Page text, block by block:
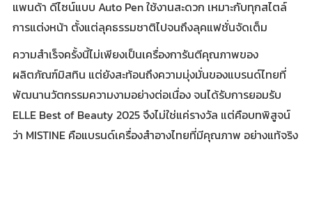
แพนด้า ดีไซน์แบบ Auto Pen ใช้งานสะดวก เหมาะกับทุกสไตล์
การแต่งหน้า ตั้งแต่ลุคธรรมชาติไปจนถึงลุคแฟชั่นจัดเต็ม
ความสำเร็จครั้งนี้ไม่เพียงเป็นเครื่องการันตีคุณภาพของ
ผลิตภัณฑ์มิสทิน แต่ยังสะท้อนถึงความมุ่งมั่นของแบรนด์ไทยที่
พัฒนานวัตกรรมความงามอย่างต่อเนื่อง จนได้รับการยอมรับ
ELLE Best of Beauty 2025 จึงไม่ใช่แค่รางวัล แต่คือบทพิสูจน์
ว่า MISTINE คือแบรนด์เครื่องสำอางไทยที่มีคุณภาพ อย่างแท้จริง